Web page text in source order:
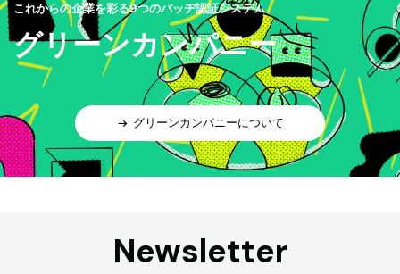
これからの企業を彩る9つのバッヂ認証システム
グリーンカンパニー
グリーンカンパニーについて
Newsletter